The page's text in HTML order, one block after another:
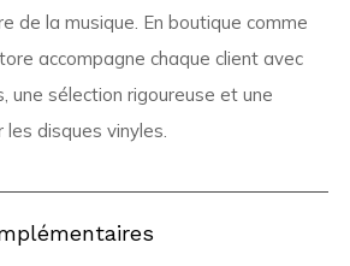
de la musique. En boutique comme
accompagne chaque client avec
une sélection rigoureuse et une
les disques vinyles.